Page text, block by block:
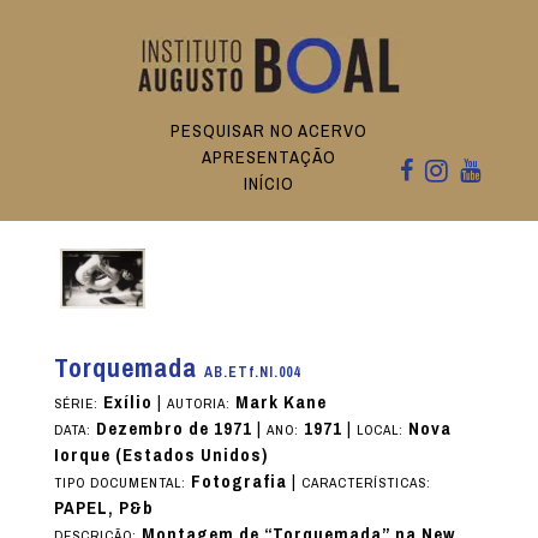
PESQUISAR NO ACERVO
APRESENTAÇÃO
INÍCIO
Torquemada AB.ETf.NI.004
SÉRIE: Exílio | AUTORIA: Mark Kane
DATA: Dezembro de 1971| ANO: 1971| LOCAL: Nova
Iorque (Estados Unidos)
TIPO DOCUMENTAL: Fotografia| CARACTERÍSTICAS:
PAPEL, P&b